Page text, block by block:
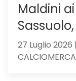
Maldini
27 Luglio